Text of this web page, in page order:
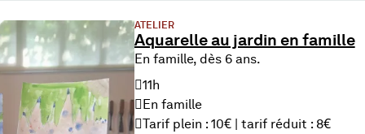
8 Aug. 2026ATELIER
Aquarelle au jardin en famille
En famille, dès 6 ans.
11h
En famille
Tarif plein : 10€ | tarif réduit : 8€